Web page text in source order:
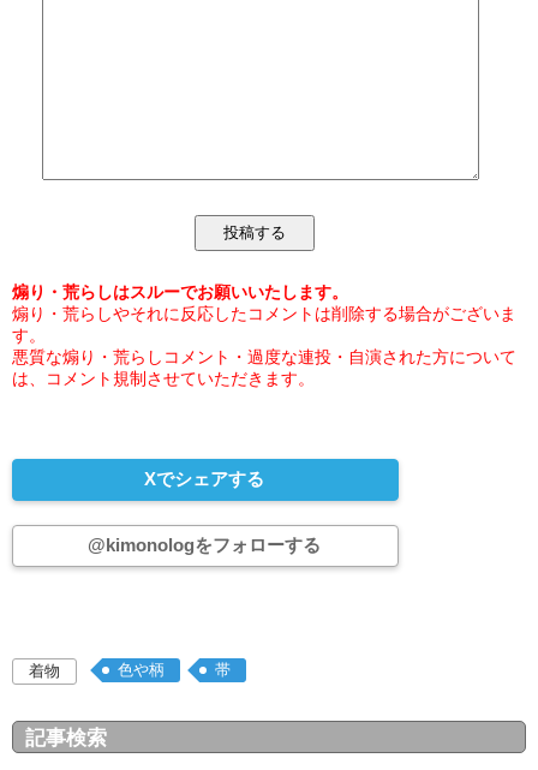
煽り・荒らしはスルーでお願いいたします。
煽り・荒らしやそれに反応したコメントは削除する場合がございま
す。
悪質な煽り・荒らしコメント・過度な連投・自演された方について
は、コメント規制させていただきます。
Xでシェアする
@kimonologをフォローする
着物 色や柄 帯
記事検索